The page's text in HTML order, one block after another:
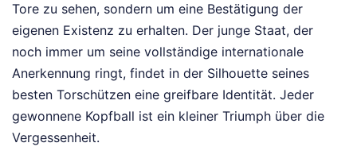
Tore zu sehen, sondern um eine Bestätigung der
eigenen Existenz zu erhalten. Der junge Staat, der
noch immer um seine vollständige internationale
Anerkennung ringt, findet in der Silhouette seines
besten Torschützen eine greifbare Identität. Jeder
gewonnene Kopfball ist ein kleiner Triumph über die
Vergessenheit.